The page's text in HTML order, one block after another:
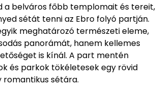
a belváros főbb templomait és tereit,
sétát tenni az Ebro folyó partján.
meghatározó természeti eleme,
panorámát, hanem kellemes
is kínál. A part mentén
és parkok tökéletesek egy rövid
romantikus sétára.